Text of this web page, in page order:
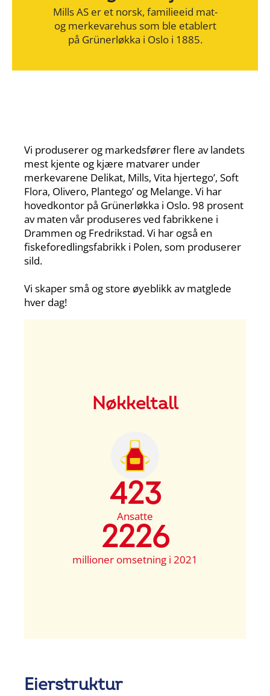
Mills AS er et norsk, familieeid mat-
og merkevarehus som ble etablert
på Grünerløkka i Oslo i 1885.
Vi produserer og markedsfører flere av landets
mest kjente og kjære matvarer under
merkevarene Delikat, Mills, Vita hjertego’, Soft
Flora, ​Olivero, Plantego’ og Melange. Vi har
hovedkontor på Grünerløkka i Oslo. 98 prosent
av maten vår produseres ved fabrikkene i
Drammen og Fredrikstad. Vi har også en
fiskeforedlingsfabrikk i Polen, som produserer
sild.
Vi skaper små og store øyeblikk av matglede
hver dag!
Nøkkeltall
423
Ansatte
2226
millioner omsetning i 2021
Eierstruktur